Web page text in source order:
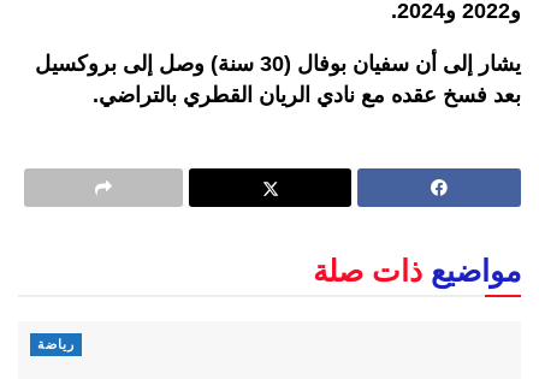
و2022 و2024.
يشار إلى أن سفيان بوفال (30 سنة) وصل إلى بروكسيل
بعد فسخ عقده مع نادي الريان القطري بالتراضي.
مواضيع ذات صلة
رياضة